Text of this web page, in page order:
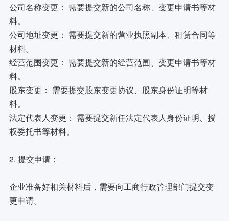
公司名称变更： 需要提交新的公司名称、变更申请书等材
料。
公司地址变更： 需要提交新的营业执照副本、租赁合同等
材料。
经营范围变更： 需要提交新的经营范围、变更申请书等材
料。
股东变更： 需要提交股东变更协议、股东身份证明等材
料。
法定代表人变更： 需要提交新任法定代表人身份证明、授
权委托书等材料。
2. 提交申请：
企业准备好相关材料后，需要向工商行政管理部门提交变
更申请。